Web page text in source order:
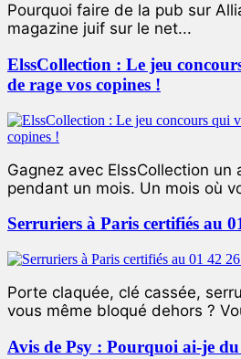
Pourquoi faire de la pub sur
magazine juif sur le net...
ElssCollection : Le jeu
de rage vos copines !
Gagnez avec ElssCollection un
pendant un mois. Un mois où
Serruriers à Paris certifiés au
Porte claquée, clé cassée,
vous même bloqué dehors ?
Avis de Psy : Pourquoi ai-je